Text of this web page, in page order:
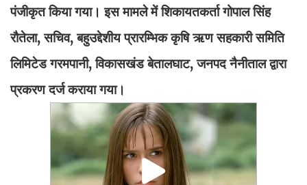
पंजीकृत किया गया। इस मामले में शिकायतकर्ता गोपाल सिंह
रौतेला, सचिव, बहुउद्देशीय प्रारम्भिक कृषि ऋण सहकारी समिति
लिमिटेड गरमपानी, विकासखंड बेतालघाट, जनपद नैनीताल द्वारा
प्रकरण दर्ज कराया गया।